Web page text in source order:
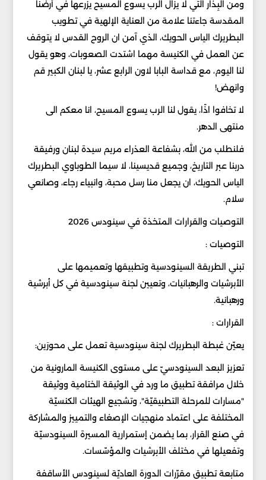
ومن البِذار التي لا يزال الرب يسوع المسيح يزرعها في أرضنا
المقدسة جاءتنا علامة من العناية الإلهية في تطويب
البطريرك الياس الحويك، الذي آمن ان الروح القدس لا يتوقف
عن العمل في الكنيسة مهما اشتدت الصعوبات، وهو يقول
لنا اليوم، مع قداسة البابا لاون الرابع عشر، يا لبنان الكبير قم
وانهض!
لا تخافوا اذًا، يقول لنا الرب يسوع المسيح، انا معكم الى
منتهى الدهر.
فلنطلب من الله، بشفاعة العذراء مريم سيدة لبنان ورفيقة
دربنا عبر التاريخ، وجميع قديسينا، لا سيما الطوباوي البطريرك
الياس الحويك، ان يجعل منا رسل محبة، وانبياء رجاء، وصانعي
سلام.
التوصيات والقرارات المتخذة في سينودس 2026
التوصيات :
تبني الطريقة السينودسية وتطبيقها وتعميمها على
الأبرشيات والرهبانيات، وتعيين لجنة سينودسية في كل أبرشية
ورهبانية.
القرارات :
يعيّن غبطة البطريرك لجنة سينودسية تعمل على محورَين:
تعزيز البعد السينودسيّ على مستوى الكنيسة المارونية من
خلال مرافقة تطبيق ما ورد في الوثيقة الختامية ووثيقة
"مسارات للمرحلة التطبيقيّة"، وتشجيع الهيئات الكنسيّة
المختلفة على اعتماد منهجيات الإصغاء والتمييز والمشاركة
في صنع القرار، بما يضمن إستمرارية المسيرة السينودسيّة
وتفعيلها في مختلف الأبرشيات والمؤسّسات.
متابعة تطبيق مقرّرات الدورة العاديّة لسينودس الأساقفة